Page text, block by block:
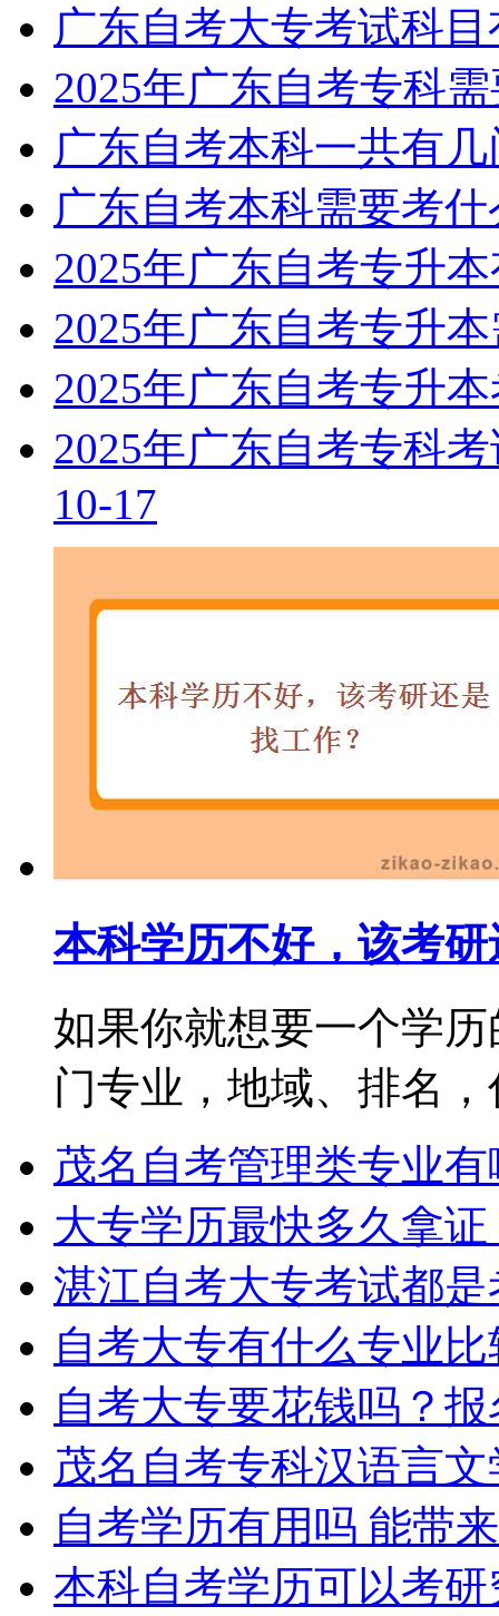
广东自考大专考试科
2025年广东自考专科
广东自考本科一共有
广东自考本科需要考
2025年广东自考专升
2025年广东自考专升
2025年广东自考专升
2025年广东自考专科
10-17
本科学历不好，该考
如果你就想要一个学
门专业，地域、排名，
茂名自考管理类专业
大专学历最快多久拿证
湛江自考大专考试都
自考大专有什么专业
自考大专要花钱吗？
茂名自考专科汉语言
自考学历有用吗 能带
本科自考学历可以考